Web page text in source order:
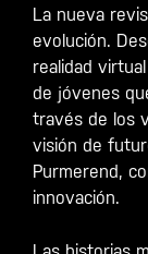
La nueva
evolución.
realidad
de jóvenes
través de los
visión de
Purmerend,
innovación.